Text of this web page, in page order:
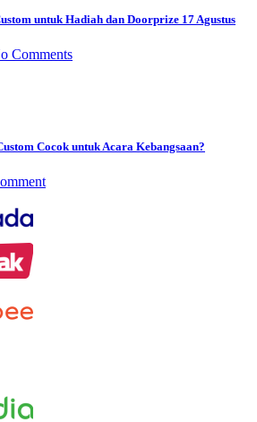
untuk Hadiah dan Doorprize 17 Agustus
Comments
Cocok untuk Acara Kebangsaan?